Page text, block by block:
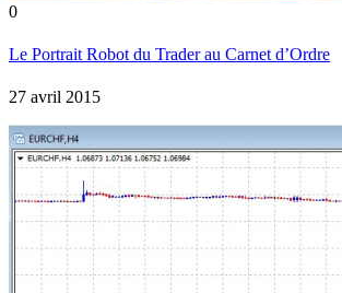
0
Le Portrait Robot du Trader au Carnet d’Ordre
27 avril 2015